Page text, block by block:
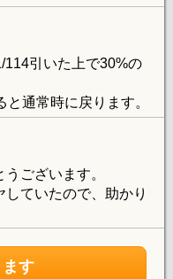
114引いた上で30%の
通常時に戻ります。
ございます。
ていたので、助かり
す